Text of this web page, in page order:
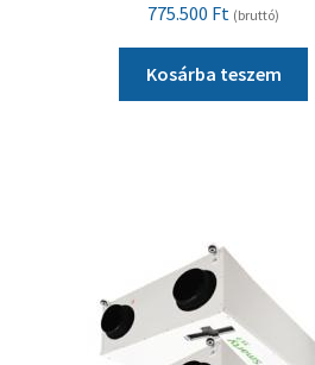
775.500 Ft (bruttó)
Kosárba teszem